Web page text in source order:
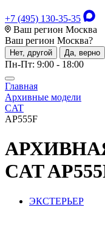
+7 (495) 130-35-35
Ваш регион Москва
Ваш регион Москва?
Нет, другой Да, верно
Пн-Пт: 9:00 - 18:00
Главная
Архивные модели
CAT
AP555F
CAT
ЭКСТЕРЬЕР